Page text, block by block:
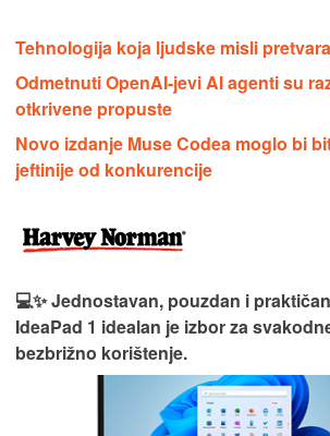
Tehnologija koja ljudske misli
Odmetnuti OpenAI-jevi AI agenti su
otkrivene propuste
Novo izdanje Muse Codea moglo bi
jeftinije od konkurencije
💻✨ Jednostavan, pouzdan i
IdeaPad 1 idealan je izbor za
bezbrižno korištenje.